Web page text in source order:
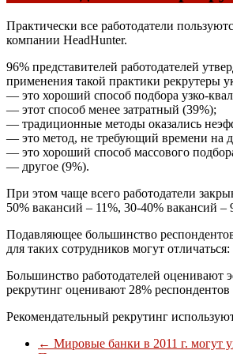
Практически все работодатели
компании HeadHunter.
96% представителей работодателей
применения такой практики рекрутеры
— это хороший способ подбора узко-
— этот способ менее затратный (39%);
— традиционные методы оказались
— это метод, не требующий времени на
— это хороший способ массового
— другое (9%).
При этом чаще всего работодатели
50% вакансий – 11%, 30-40% вакансий
Подавляющее большинство
для таких сотрудников могут
Большинство работодателей оценивают
рекрутинг оценивают 28%
Рекомендательный рекрутинг
← Мировые банки в 2011 г. могут